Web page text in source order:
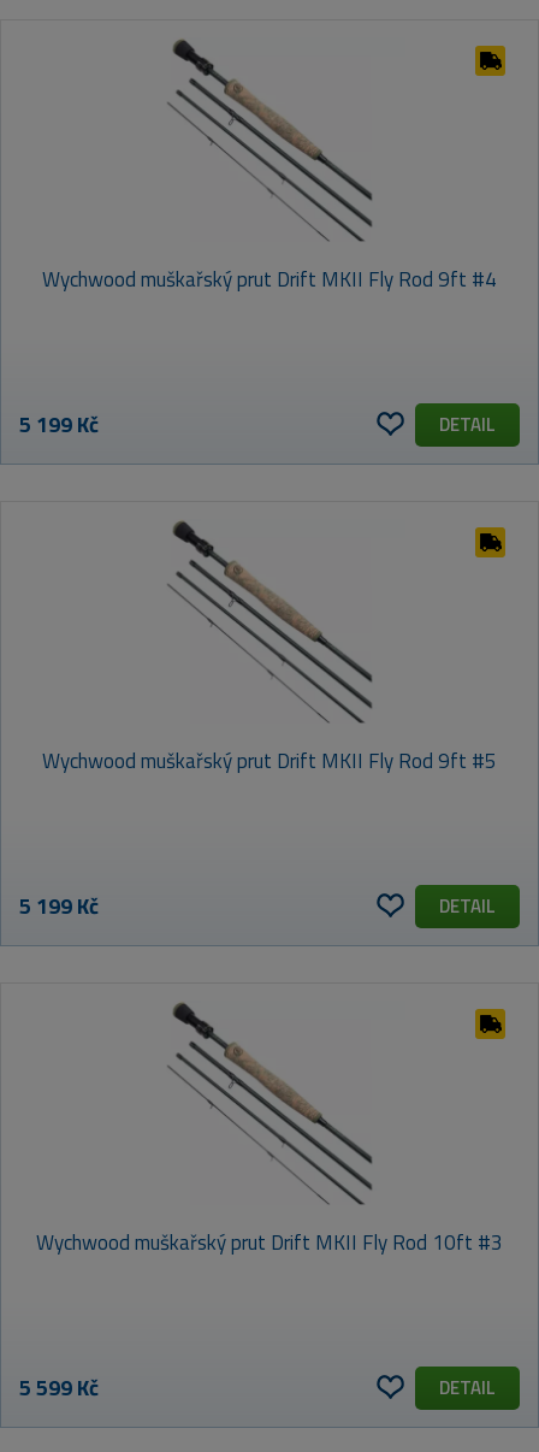
Wychwood muškařský prut Drift MKII Fly Rod 9ft #4
5 199 Kč DETAIL
Wychwood muškařský prut Drift MKII Fly Rod 9ft #5
5 199 Kč DETAIL
Wychwood muškařský prut Drift MKII Fly Rod 10ft #3
5 599 Kč DETAIL